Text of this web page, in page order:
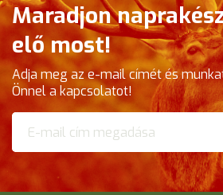
Maradjon
elő most!
Adja meg az e-mail címét és
Önnel a kapcsolatot!